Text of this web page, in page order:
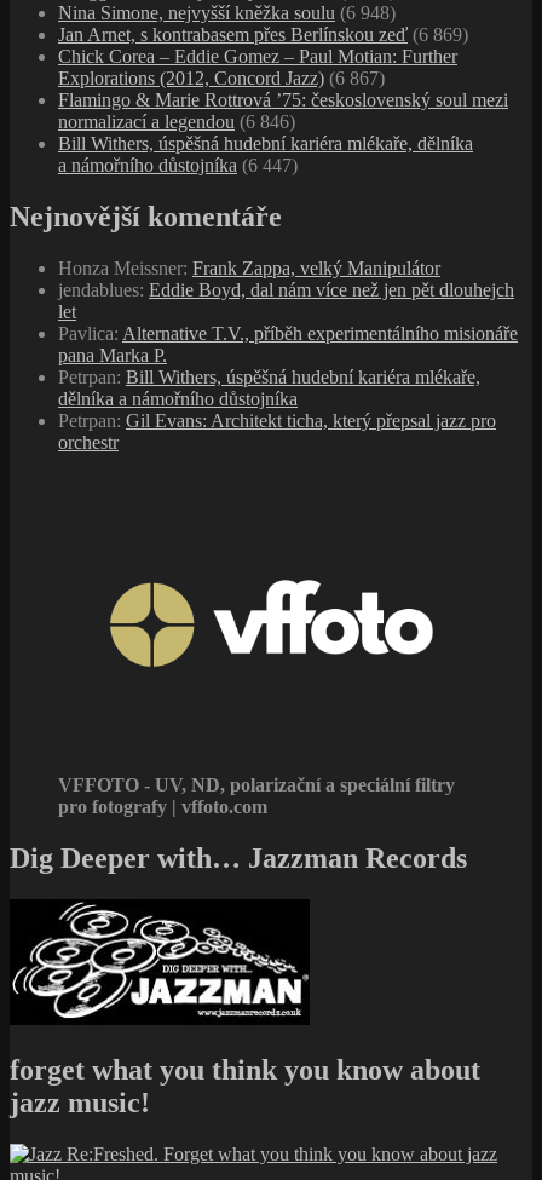
Nina Simone, nejvyšší kněžka soulu (6 948)
Jan Arnet, s kontrabasem přes Berlínskou zeď (6 869)
Chick Corea – Eddie Gomez – Paul Motian: Further
Explorations (2012, Concord Jazz) (6 867)
Flamingo & Marie Rottrová ’75: československý soul mezi
normalizací a legendou (6 846)
Bill Withers, úspěšná hudební kariéra mlékaře, dělníka
a námořního důstojníka (6 447)
Nejnovější komentáře
Honza Meissner: Frank Zappa, velký Manipulátor
jendablues: Eddie Boyd, dal nám více než jen pět dlouhejch
let
Pavlica: Alternative T.V., příběh experimentálního misionáře
pana Marka P.
Petrpan: Bill Withers, úspěšná hudební kariéra mlékaře,
dělníka a námořního důstojníka
Petrpan: Gil Evans: Architekt ticha, který přepsal jazz pro
orchestr
VFFOTO - UV, ND, polarizační a speciální filtry
pro fotografy | vffoto.com
Dig Deeper with… Jazzman Records
forget what you think you know about
jazz music!